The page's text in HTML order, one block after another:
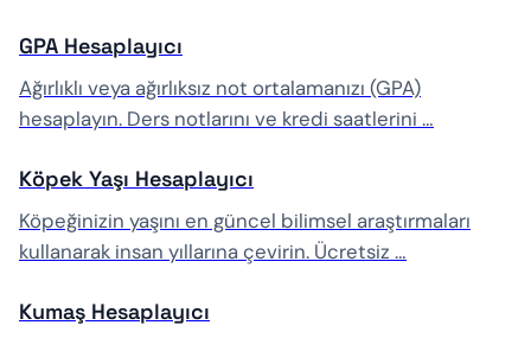
GPA Hesaplayıcı
Ağırlıklı veya ağırlıksız not ortalamanızı (GPA)
hesaplayın. Ders notlarını ve kredi saatlerini …
Köpek Yaşı Hesaplayıcı
Köpeğinizin yaşını en güncel bilimsel araştırmaları
kullanarak insan yıllarına çevirin. Ücretsiz …
Kumaş Hesaplayıcı